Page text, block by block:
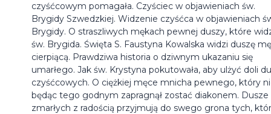
czyśćcowym pomagała. Czyściec w objawieniach św.
Brygidy Szwedzkiej. Widzenie czyśćca w objawieniach
Brygidy. O straszliwych mękach pewnej duszy, które
św. Brygida. Święta S. Faustyna Kowalska widzi duszę
cierpiącą. Prawdziwa historia o dziwnym ukazaniu się
umarłego. Jak św. Krystyna pokutowała, aby ulżyć doli
czyśćcowych. O ciężkiej męce mnicha pewnego, który
będąc tego godnym zapragnął zostać diakonem. Dusze
zmarłych z radością przyjmują do swego grona tych,